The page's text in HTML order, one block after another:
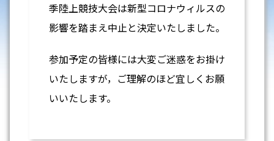
季陸上競技大会は新型コロナウィルスの
影響を踏まえ中止と決定いたしました。
参加予定の皆様には大変ご迷惑をお掛け
いたしますが，ご理解のほど宜しくお願
いいたします。